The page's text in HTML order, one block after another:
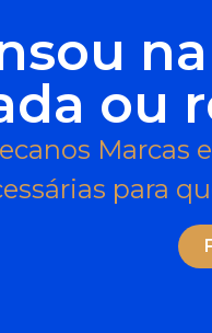
ou
Marcas
para